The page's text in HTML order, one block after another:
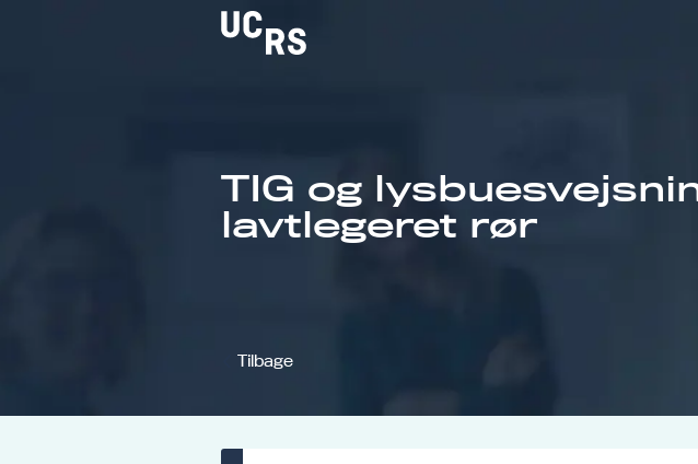
TIG og
lavtlegeret rør
Tilbage